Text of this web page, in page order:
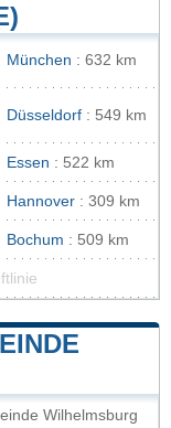
München : 632 km
Düsseldorf : 549 km
Essen : 522 km
Hannover : 309 km
Bochum : 509 km
Wilhelmsburg